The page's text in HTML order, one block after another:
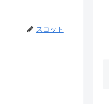
スコット